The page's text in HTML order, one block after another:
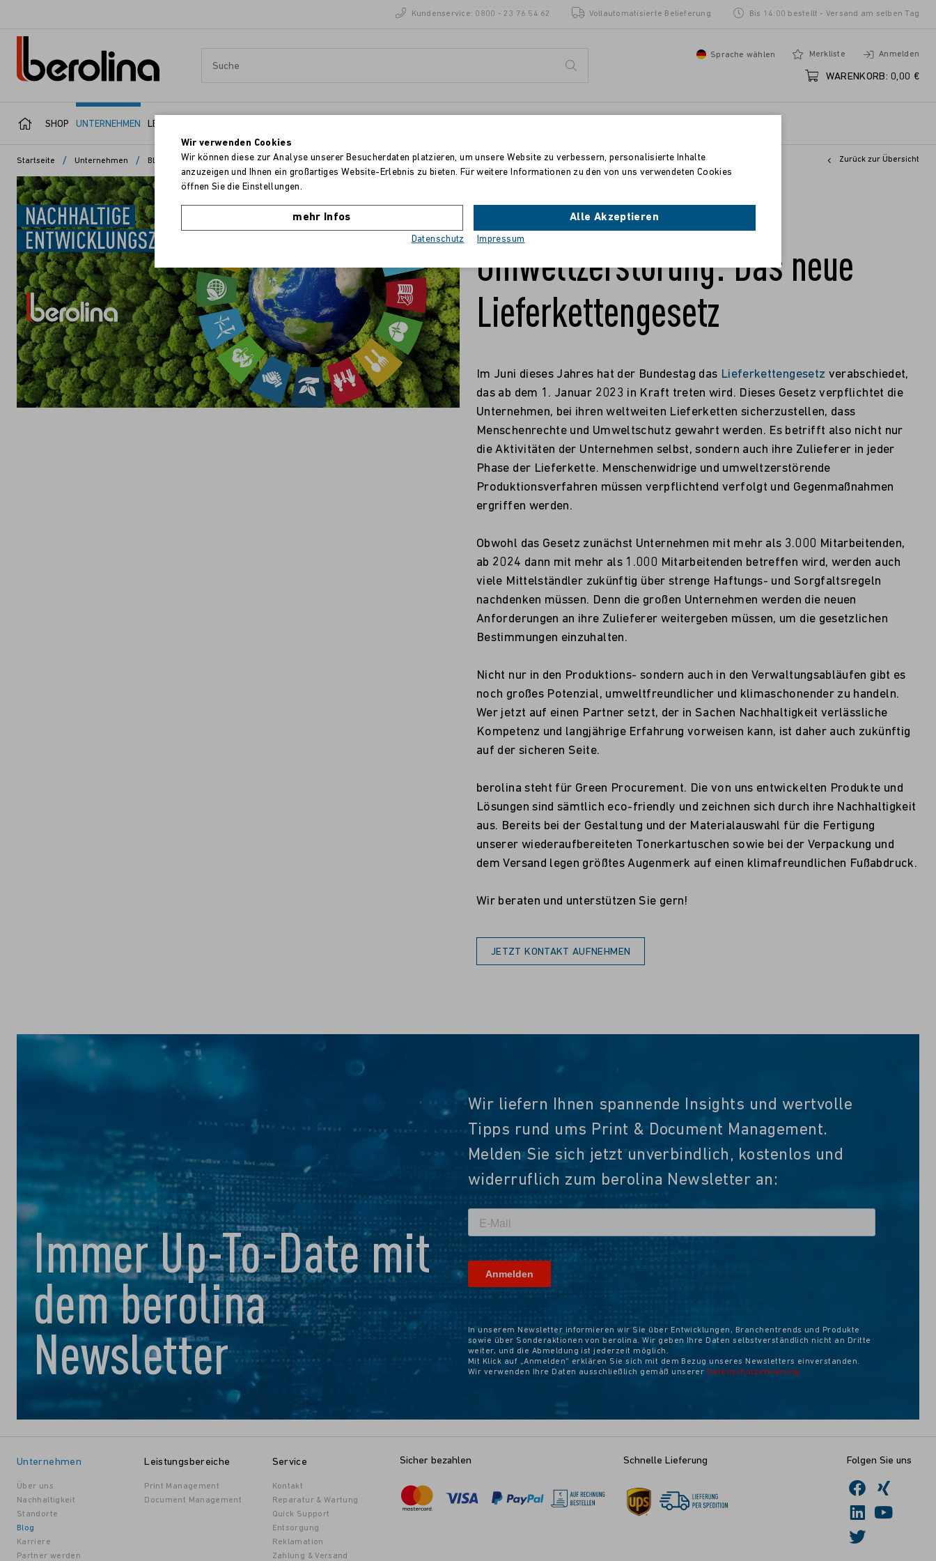
Kundenservice: 0800 - 23 76 54 62 Vollautomatisierte Belieferung Bis 14:00 bestellt - Versand am selben Tag
Sprache wählen Merkliste Anmelden
WARENKORB: 0,00 €
SHOP UNTERNEHMEN LEISTUNGSBEREICHE
Startseite / Unternehmen / Blog Lieferkettengesetz Zurück zur Übersicht
Gegen Ausbeutung und
Umweltzerstörung: Das neue
Lieferkettengesetz
Im Juni dieses Jahres hat der Bundestag das Lieferkettengesetz verabschiedet,
das ab dem 1. Januar 2023 in Kraft treten wird. Dieses Gesetz verpflichtet die
Unternehmen, bei ihren weltweiten Lieferketten sicherzustellen, dass
Menschenrechte und Umweltschutz gewahrt werden. Es betrifft also nicht nur
die Aktivitäten der Unternehmen selbst, sondern auch ihre Zulieferer in jeder
Phase der Lieferkette. Menschenwidrige und umweltzerstörende
Produktionsverfahren müssen verpflichtend verfolgt und Gegenmaßnahmen
ergriffen werden.
Obwohl das Gesetz zunächst Unternehmen mit mehr als 3.000 Mitarbeitenden,
ab 2024 dann mit mehr als 1.000 Mitarbeitenden betreffen wird, werden auch
viele Mittelständler zukünftig über strenge Haftungs- und Sorgfaltsregeln
nachdenken müssen. Denn die großen Unternehmen werden die neuen
Anforderungen an ihre Zulieferer weitergeben müssen, um die gesetzlichen
Bestimmungen einzuhalten.
Nicht nur in den Produktions- sondern auch in den Verwaltungsabläufen gibt es
noch großes Potenzial, umweltfreundlicher und klimaschonender zu handeln.
Wer jetzt auf einen Partner setzt, der in Sachen Nachhaltigkeit verlässliche
Kompetenz und langjährige Erfahrung vorweisen kann, ist daher auch zukünftig
auf der sicheren Seite.
berolina steht für Green Procurement. Die von uns entwickelten Produkte und
Lösungen sind sämtlich eco-friendly und zeichnen sich durch ihre Nachhaltigkeit
aus. Bereits bei der Gestaltung und der Materialauswahl für die Fertigung
unserer wiederaufbereiteten Tonerkartuschen sowie bei der Verpackung und
dem Versand legen größtes Augenmerk auf einen klimafreundlichen Fußabdruck.
Wir beraten und unterstützen Sie gern!
JETZT KONTAKT AUFNEHMEN
Immer Up-To-Date mit
dem berolina
Newsletter
Wir liefern Ihnen spannende Insights und wertvolle
Tipps rund ums Print & Document Management.
Melden Sie sich jetzt unverbindlich, kostenlos und
widerruflich zum berolina Newsletter an:
In unserem Newsletter informieren wir Sie über Entwicklungen, Branchentrends und Produkte
sowie über Sonderaktionen von berolina. Wir geben Ihre Daten selbstverständlich nicht an Dritte
weiter, und die Abmeldung ist jederzeit möglich.
Mit Klick auf „Anmelden“ erklären Sie sich mit dem Bezug unseres Newsletters einverstanden.
Wir verwenden Ihre Daten ausschließlich gemäß unserer Datenschutzerklärung
Unternehmen
Über uns
Nachhaltigkeit
Standorte
Blog
Karriere
Partner werden
Leistungsbereiche
Print Management
Document Management
Service
Kontakt
Reparatur & Wartung
Quick Support
Entsorgung
Reklamation
Zahlung & Versand
Sicher bezahlen Schnelle Lieferung Folgen Sie uns
Wir verwenden Cookies
Wir können diese zur Analyse unserer Besucherdaten platzieren, um unsere Website zu verbessern, personalisierte Inhalte
anzuzeigen und Ihnen ein großartiges Website-Erlebnis zu bieten. Für weitere Informationen zu den von uns verwendeten Cookies
öffnen Sie die Einstellungen.
mehr Infos Alle Akzeptieren
Datenschutz Impressum